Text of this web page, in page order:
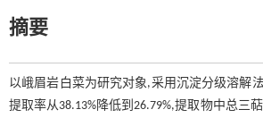
摘要
以峨眉岩白菜为研究对象,采用沉淀分级溶解
提取率从38.13%降低到26.79%,提取物中总三